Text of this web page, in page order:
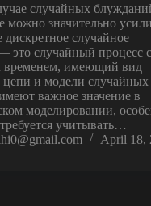
случайных
можно значительно
случайное
это случайный процесс с
временем, имеющий вид
и модели случайных
важное значение в
моделировании,
требуется учитывать…
April 18,